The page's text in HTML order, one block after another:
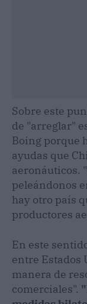
Sobre este
de "arreglar"
Boing porque
ayudas que
aeronáuticos.
peleándonos
hay otro país
productores
En este
entre Estados
manera de
comerciales".